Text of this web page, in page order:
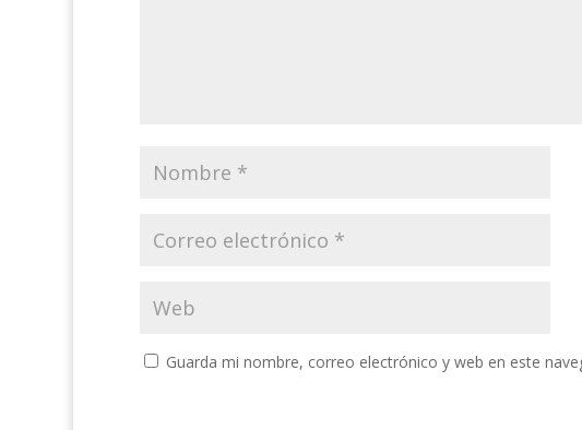
Guarda mi nombre, correo electrónico y web en este